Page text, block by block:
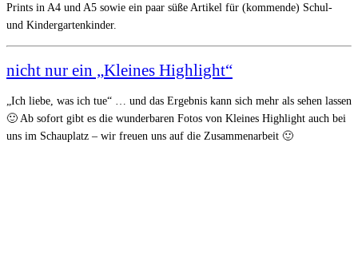
Prints in A4 und A5 sowie ein paar süße Artikel für (kommende) Schul-
und Kindergartenkinder.
nicht nur ein „Kleines Highlight“
„Ich liebe, was ich tue“ … und das Ergebnis kann sich mehr als sehen lassen
🙂 Ab sofort gibt es die wunderbaren Fotos von Kleines Highlight auch bei
uns im Schauplatz – wir freuen uns auf die Zusammenarbeit 🙂